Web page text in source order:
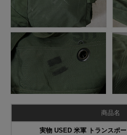
商品名
実物 USED 米軍 トランスポ